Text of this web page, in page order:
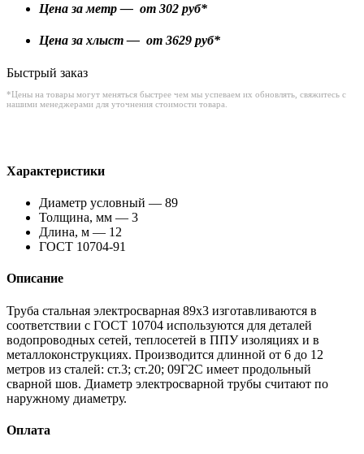
Цена за метр — от 302 руб*
Цена за хлыст — от 3629 руб*
Быстрый заказ
*Цены на товары могут меняться быстрее чем мы успеваем их обновлять, свяжитесь с
нашими менеджерами для уточнения стоимости товара.
Характеристики
Диаметр условный — 89
Толщина, мм — 3
Длина, м — 12
ГОСТ 10704-91
Описание
Труба стальная электросварная 89х3 изготавливаются в
соответствии с ГОСТ 10704 используются для деталей
водопроводных сетей, теплосетей в ППУ изоляциях и в
металлоконструкциях. Производится длинной от 6 до 12
метров из сталей: ст.3; ст.20; 09Г2С имеет продольный
сварной шов. Диаметр электросварной трубы считают по
наружному диаметру.
Оплата